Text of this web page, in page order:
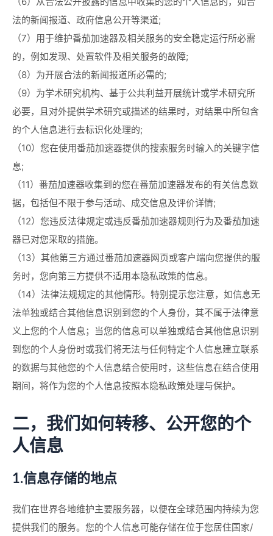
法的新闻报道、政府信息公开等渠道;
（7）用于维护番茄加速器及相关服务的安全稳定运行所必需
的，例如发现、处置软件及相关服务的故障;
（8）为开展合法的新闻报道所必需的;
（9）为学术研究机构、基于公共利益开展统计或学术研究所
必要，且对外提供学术研究或描述的结果时，对结果中所包含
的个人信息进行去标识化处理的;
（10）您在使用番茄加速器提供的搜索服务时输入的关键字信
息;
（11）番茄加速器收集到的您在番茄加速器发布的有关信息数
据，包括但不限于参与活动、成交信息及评价详情;
（12）您违反法律规定或违反番茄加速器规则行为及番茄加速
器已对您采取的措施。
（13）其他第三方通过番茄加速器网页或客户端向您提供的服
务时，您向第三方提供不适用本隐私政策的信息。
（14）法律法规规定的其他情形。特别提示您注意，如信息无
法单独或结合其他信息识别到您的个人身份，其不属于法律意
义上您的个人信息；当您的信息可以单独或结合其他信息识别
到您的个人身份时或我们将无法与任何特定个人信息建立联系
的数据与其他您的个人信息结合使用时，这些信息在结合使用
期间，将作为您的个人信息按照本隐私政策处理与保护。
二，我们如何转移、公开您的个
人信息
1.信息存储的地点
我们在世界各地维护主要服务器，以便在全球范围内持续为您
提供我们的服务。您的个人信息可能存储在位于您居住国家/